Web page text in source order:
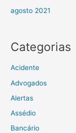
agosto 2021
Categorias
Acidente
Advogados
Alertas
Assédio
Bancário